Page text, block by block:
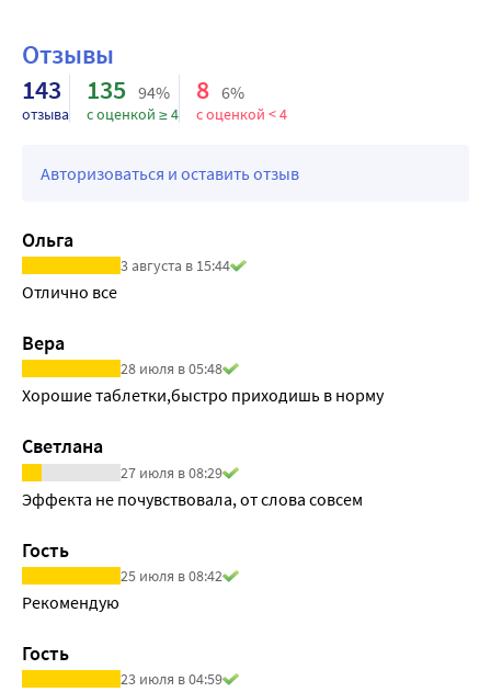
Отзывы
143
отзыва
135 94%
с оценкой ≥ 4
8 6%
с оценкой < 4
Авторизоваться и оставить отзыв
Ольга
3 августа в 15:44
Отлично все
Вера
28 июля в 05:48
Хорошие таблетки,быстро приходишь в норму
Светлана
27 июля в 08:29
Эффекта не почувствовала, от слова совсем
Гость
25 июля в 08:42
Рекомендую
Гость
23 июля в 04:59